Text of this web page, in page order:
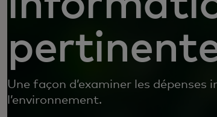
Une façon d’examiner les dépenses
l’environnement.